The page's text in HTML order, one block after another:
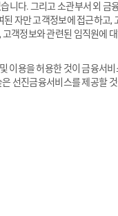
니다. 그리고 소관부서 외
자만 고객정보에 접근하
객정보와 관련된 임직원에
이용을 허용한 것이 금융서
선진금융서비스를 제공할